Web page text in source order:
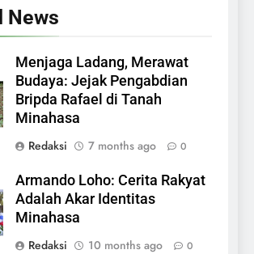
News
Menjaga Ladang, Merawat
Budaya: Jejak Pengabdian
Bripda Rafael di Tanah
Minahasa
Redaksi
7 months ago 0
Armando Loho: Cerita Rakyat
Adalah Akar Identitas
Minahasa
Redaksi
10 months ago 0